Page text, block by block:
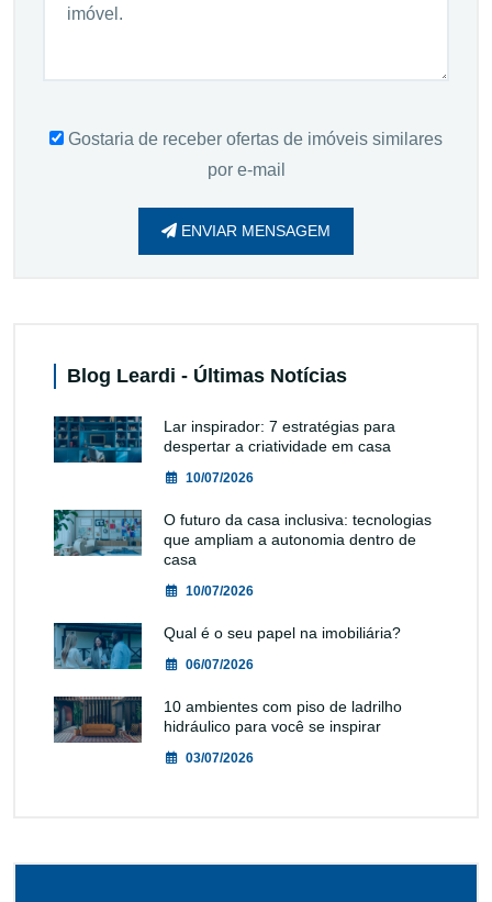
Gostaria de receber ofertas de imóveis similares
por e-mail
ENVIAR MENSAGEM
Blog Leardi - Últimas Notícias
Lar inspirador: 7 estratégias para
despertar a criatividade em casa
10/07/2026
O futuro da casa inclusiva: tecnologias
que ampliam a autonomia dentro de
casa
10/07/2026
Qual é o seu papel na imobiliária?
06/07/2026
10 ambientes com piso de ladrilho
hidráulico para você se inspirar
03/07/2026